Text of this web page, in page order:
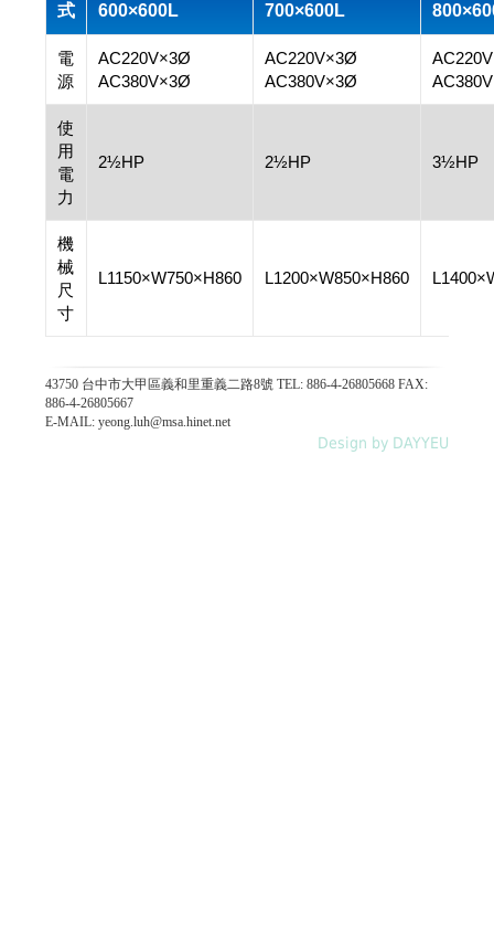
式
600×600L
700×600L
電
源
AC220V×3Ø
AC380V×3Ø
AC220V×3Ø
AC380V×3Ø
使
用
電
力
2½HP 2½HP 3½HP
機
械
尺
寸
L1150×W750×H860 L1200×W850×H860
43750 台中市大甲區義和里重義二路8號 TEL: 886-4-26805668 FAX:
886-4-26805667
E-MAIL: yeong.luh@msa.hinet.net
Design by DAYYEU